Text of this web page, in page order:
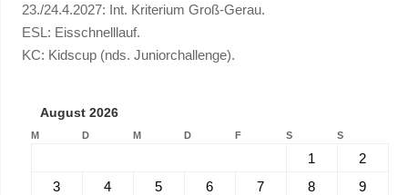
23./24.4.2027: Int. Kriterium Groß-Gerau.
ESL: Eisschnelllauf.
KC: Kidscup (nds. Juniorchallenge).
August 2026
M D M D F S S
1
2
3
4 5 6 7 8
9